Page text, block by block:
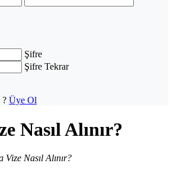
Şifre
Şifre Tekrar
? Üye Ol
Nasıl Alınır?
Vize Nasıl Alınır?